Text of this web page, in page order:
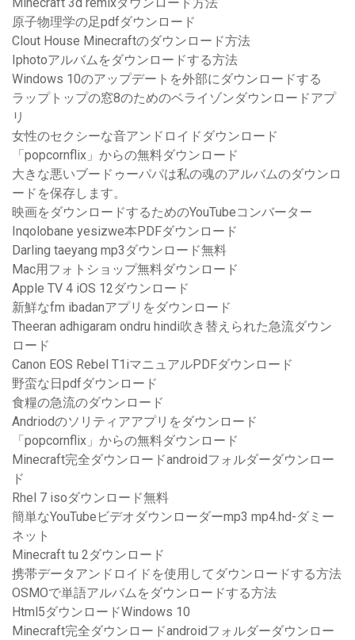
Minecraft 3d remixダウンロード方法
原子物理学の足pdfダウンロード
Clout House Minecraftのダウンロード方法
Iphotoアルバムをダウンロードする方法
Windows 10のアップデートを外部にダウンロードする
ラップトップの窓8のためのベライゾンダウンロードアプ
リ
女性のセクシーな音アンドロイドダウンロード
「popcornflix」からの無料ダウンロード
大きな悪いブードゥーパパは私の魂のアルバムのダウンロ
ードを保存します。
映画をダウンロードするためのYouTubeコンバーター
Inqolobane yesizwe本PDFダウンロード
Darling taeyang mp3ダウンロード無料
Mac用フォトショップ無料ダウンロード
Apple TV 4 iOS 12ダウンロード
新鮮なfm ibadanアプリをダウンロード
Theeran adhigaram ondru hindi吹き替えられた急流ダウン
ロード
Canon EOS Rebel T1iマニュアルPDFダウンロード
野蛮な日pdfダウンロード
食糧の急流のダウンロード
Andriodのソリティアアプリをダウンロード
「popcornflix」からの無料ダウンロード
Minecraft完全ダウンロードandroidフォルダーダウンロー
ド
Rhel 7 isoダウンロード無料
簡単なYouTubeビデオダウンローダーmp3 mp4.hd-ダミー
ネット
Minecraft tu 2ダウンロード
携帯データアンドロイドを使用してダウンロードする方法
OSMOで単語アルバムをダウンロードする方法
Html5ダウンロードWindows 10
Minecraft完全ダウンロードandroidフォルダーダウンロー